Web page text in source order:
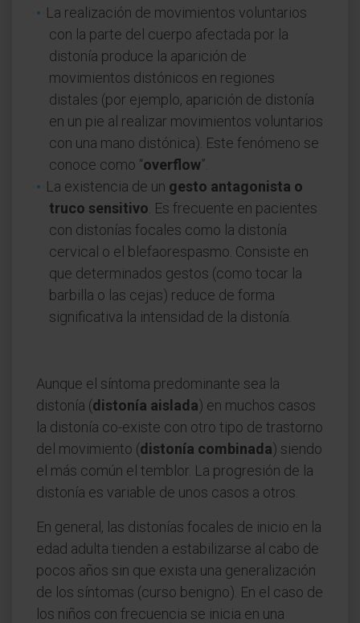
La realización de movimientos voluntarios
con la parte del cuerpo afectada por la
distonía produce la aparición de
movimientos distónicos en regiones
distales (por ejemplo, aparición de distonía
en un pie al realizar movimientos voluntarios
con una mano distónica). Este fenómeno se
conoce como “overflow”.
La existencia de un gesto antagonista o
truco sensitivo . Es frecuente en pacientes
con distonías focales como la distonía
cervical o el blefaorespasmo. Consiste en
que determinados gestos (como tocar la
barbilla o las cejas) reduce de forma
significativa la intensidad de la distonía.
Aunque el síntoma predominante sea la
distonía (distonía aislada) en muchos casos
la distonía co-existe con otro tipo de trastorno
del movimiento (distonía combinada) siendo
el más común el temblor. La progresión de la
distonía es variable de unos casos a otros.
En general, las distonías focales de inicio en la
edad adulta tienden a estabilizarse al cabo de
pocos años sin que exista una generalización
de los síntomas (curso benigno). En el caso de
los niños con frecuencia se inicia en una